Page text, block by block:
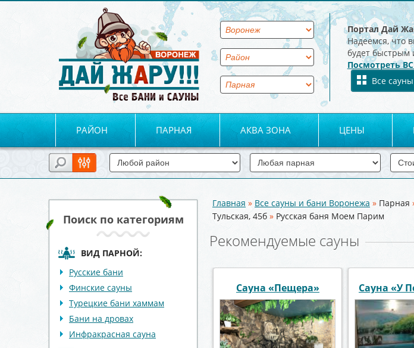
Портал Дай
Надеемся, что
будет быстрым
Посмотреть
Все
РАЙОН ПАРНАЯ АКВА ЗОНА ЦЕНЫ
Поиск по категориям
ВИД ПАРНОЙ:
Русские бани
Финские сауны
Турецкие бани хаммам
Бани на дровах
Инфракрасная сауна
Вы здесь
Главная » Все сауны и бани Воронежа » Парная
Тульская, 45б » Русская баня Моем Парим
Рекомендуемые сауны
Сауна «У Петровича» Парная "HOUSE" Баня на